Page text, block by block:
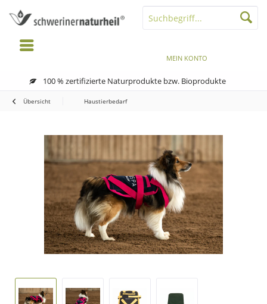
100 % zertifizierte Naturprodukte bzw. Bioprodukte
MEIN KONTO
Übersicht Haustierbedarf